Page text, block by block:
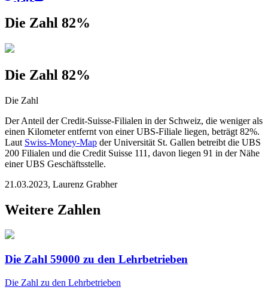
Die Zahl 82%
Die Zahl 82%
Die Zahl
Der Anteil der Credit-Suisse-Filialen in der Schweiz, die weniger als
einen Kilometer entfernt von einer UBS-Filiale liegen, beträgt 82%.
Laut Swiss-Money-Map der Universität St. Gallen betreibt die UBS
200 Filialen und die Credit Suisse 111, davon liegen 91 in der Nähe
einer UBS Geschäftsstelle.
21.03.2023, Laurenz Grabher
Weitere Zahlen
Die Zahl 59000 zu den Lehrbetrieben
Die Zahl zu den Lehrbetrieben